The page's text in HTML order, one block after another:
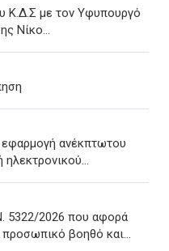
Κ.Δ.Σ με τον Υφυπουργό
Νίκο...
εφαρμογή ανέκπτωτου
5322/2026 που αφορά
βοηθό και...